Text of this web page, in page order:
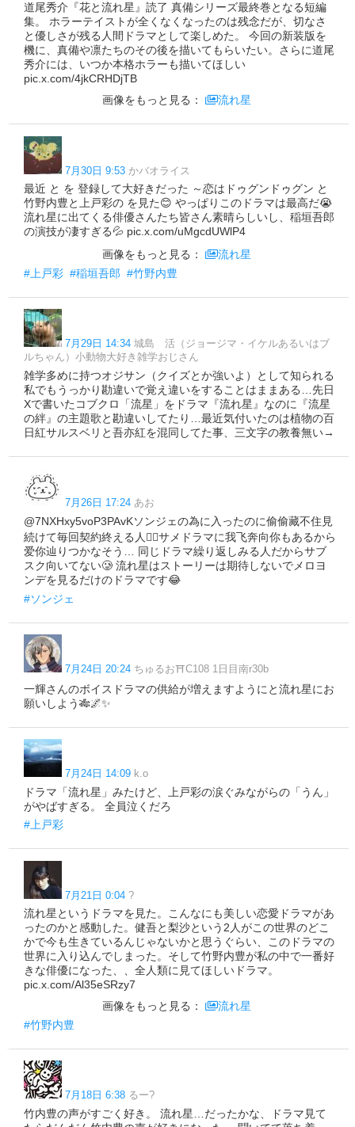
道尾秀介『花と流れ星』読了 真備シリーズ最終巻となる短編
集。 ホラーテイストが全くなくなったのは残念だが、切なさ
と優しさが残る人間ドラマとして楽しめた。 今回の新装版を
機に、真備や凛たちのその後を描いてもらいたい。さらに道尾
秀介には、いつか本格ホラーも描いてほしい
pic.x.com/4jkCRHDjTB
画像をもっと見る：
流れ星
7月30日 9:53 かバオライス
最近 と を 登録して大好きだった ～恋はドゥグンドゥグン と
竹野内豊と上戸彩の を見た😊 やっぱりこのドラマは最高だ😭
流れ星に出てくる俳優さんたち皆さん素晴らしいし、稲垣吾郎
の演技が凄すぎる💦 pic.x.com/uMgcdUWlP4
画像をもっと見る：
流れ星
#上戸彩 #稲垣吾郎 #竹野内豊
7月29日 14:34 城島 活（ジョージマ・イケルあるいはブ
ルちゃん）小動物大好き雑学おじさん
雑学多めに持つオジサン（クイズとか強いよ）として知られる
私でもうっかり勘違いで覚え違いをすることはままある…先日
Xで書いたコブクロ「流星」をドラマ『流れ星』なのに『流星
の絆』の主題歌と勘違いしてたり…最近気付いたのは植物の百
日紅サルスベリと吾亦紅を混同してた事、三文字の教養無い→
7月26日 17:24 あお
@7NXHxy5voP3PAvKソンジェの為に入ったのに偷偷藏不住見
続けて毎回契約終える人🤦‍♀️サメドラマに我飞奔向你もあるから
爱你辿りつかなそう… 同じドラマ繰り返しみる人だからサブ
スク向いてない🥲 流れ星はストーリーは期待しないでメロヨ
ンデを見るだけのドラマです😂
#ソンジェ
7月24日 20:24 ちゅるお⛩C108 1日目南r30b
一輝さんのボイスドラマの供給が増えますようにと流れ星にお
願いしよう🎋🌌✨
7月24日 14:09 k.o
ドラマ「流れ星」みたけど、上戸彩の涙ぐみながらの「うん」
がやばすぎる。 全員泣くだろ
#上戸彩
7月21日 0:04 ?
流れ星というドラマを見た。こんなにも美しい恋愛ドラマがあ
ったのかと感動した。健吾と梨沙という2人がこの世界のどこ
かで今も生きているんじゃないかと思うぐらい、このドラマの
世界に入り込んでしまった。そして竹野内豊が私の中で一番好
きな俳優になった、、全人類に見てほしいドラマ。
pic.x.com/Al35eSRzy7
画像をもっと見る：
流れ星
#竹野内豊
7月18日 6:38 るー?
竹内豊の声がすごく好き。 流れ星…だったかな、ドラマ見て